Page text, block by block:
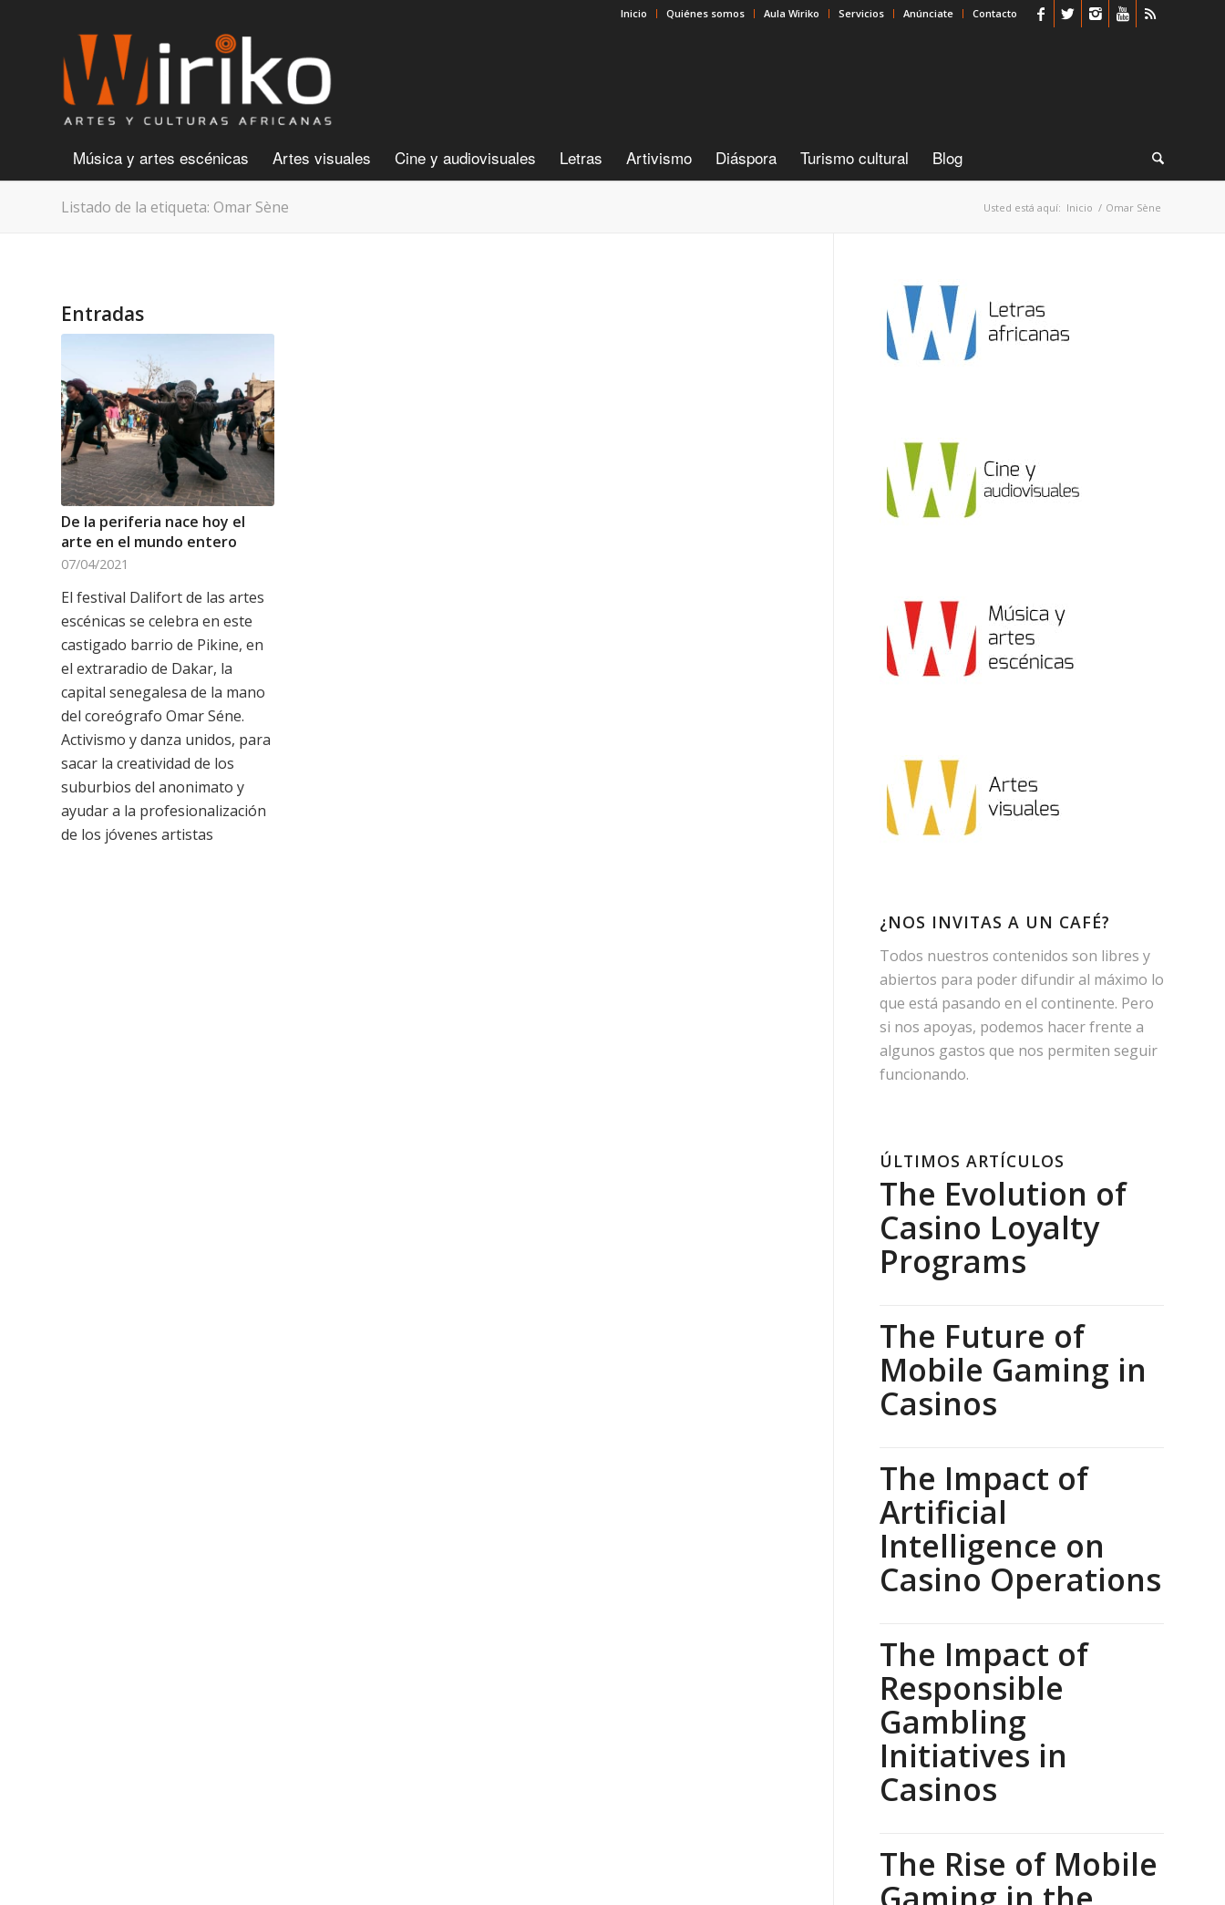
Inicio Quiénes somos Aula Wiriko Servicios Anúnciate Contacto
Música y artes escénicas Artes visuales Cine y audiovisuales Letras Artivismo Diáspora Turismo cultural Blog
Listado de la etiqueta: Omar Sène Usted está aquí: Inicio / Omar Sène
Entradas
De la periferia nace hoy el
arte en el mundo entero
07/04/2021
El festival Dalifort de las artes
escénicas se celebra en este
castigado barrio de Pikine, en
el extraradio de Dakar, la
capital senegalesa de la mano
del coreógrafo Omar Séne.
Activismo y danza unidos, para
sacar la creatividad de los
suburbios del anonimato y
ayudar a la profesionalización
de los jóvenes artistas
¿NOS INVITAS A UN CAFÉ?
Todos nuestros contenidos son libres y
abiertos para poder difundir al máximo lo
que está pasando en el continente. Pero
si nos apoyas, podemos hacer frente a
algunos gastos que nos permiten seguir
funcionando.
ÚLTIMOS ARTÍCULOS
The Evolution of
Casino Loyalty
Programs
The Future of
Mobile Gaming in
Casinos
The Impact of
Artificial
Intelligence on
Casino Operations
The Impact of
Responsible
Gambling
Initiatives in
Casinos
The Rise of Mobile